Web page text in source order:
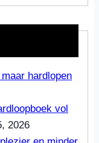
hardlopen
vol
2026